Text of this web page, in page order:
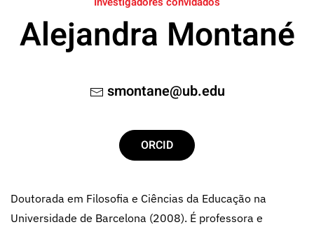
Alejandra Montané
smontane@ub.edu
ORCID
Doutorada em Filosofia e Ciências da Educação na
Universidade de Barcelona (2008). É professora e